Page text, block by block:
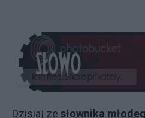
Dzisiaj ze słownika